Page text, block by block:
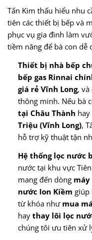
Tấn Kim thấu hiểu nhu
tiên các thiết bị bếp và
phục vụ gia đình làm
tiềm năng để bà con dễ
Thiết bị nhà bếp
bếp gas Rinnai
giá rẻ Vĩnh Long, và
thông minh. Nếu bà
tại Châu Thành
Triệu (Vĩnh Long),
hỗ trợ kỹ thuật tận
Hệ thống lọc nước
nước tại khu vực
mang đến dòng máy
nước Ion Kiềm giúp
từ khóa như mua
hay thay lõi lọc
chúng tôi ưu tiên xử